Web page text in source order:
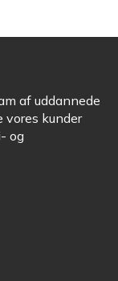
af uddannede
vores kunder
og